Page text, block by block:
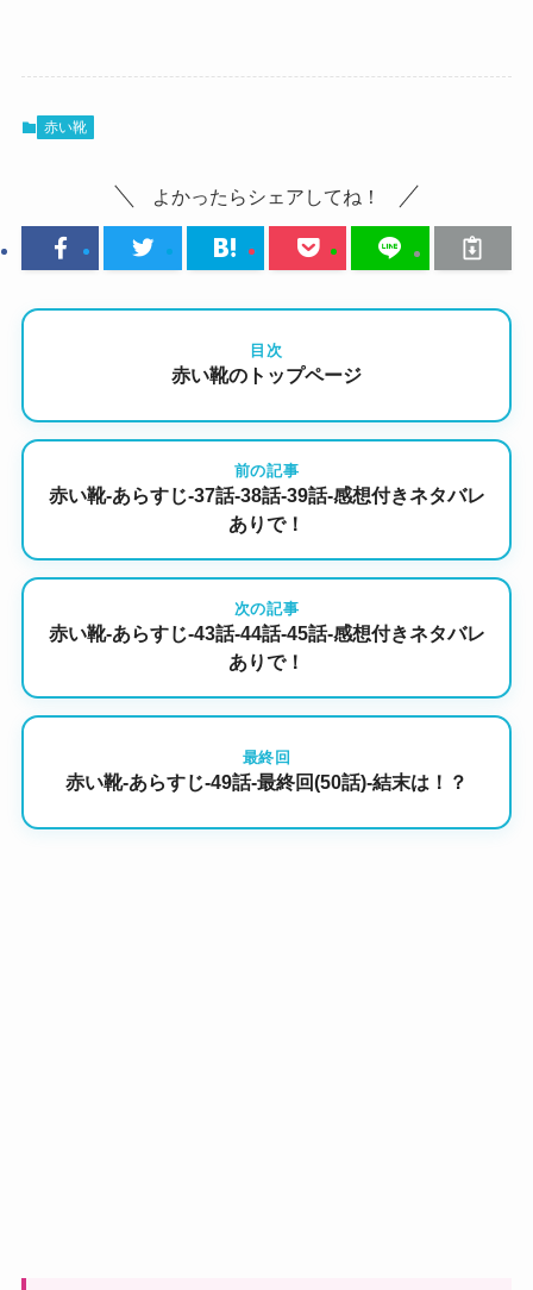
赤い靴
よかったらシェアしてね！
目次
赤い靴のトップページ
前の記事
赤い靴-あらすじ-37話-38話-39話-感想付きネタバレ
ありで！
次の記事
赤い靴-あらすじ-43話-44話-45話-感想付きネタバレ
ありで！
最終回
赤い靴-あらすじ-49話-最終回(50話)-結末は！？